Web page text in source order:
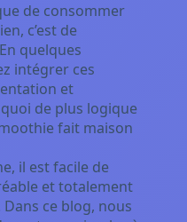
de consommer
c’est de
quelques
intégrer ces
et
de plus logique
fait maison
il est facile de
et totalement
ce blog, nous